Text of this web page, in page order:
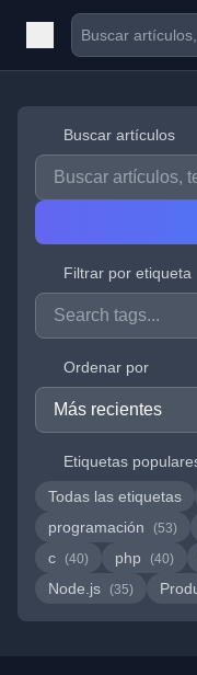
Buscar artículos
Filtrar por etiqueta
Ordenar por
Etiquetas
Todas las etiquetas
programación (53)
c (40) php (40)
Node.js (35)